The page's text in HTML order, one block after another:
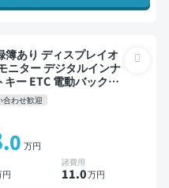
ニター デジタルインナ
ー ETC 電動バックド
イブレコーダー 衝突
合わせ歓迎
.0 万円
円
諸費用
11.0万円